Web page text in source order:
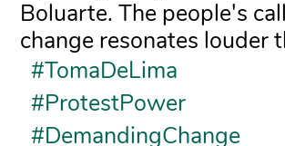
Boluarte. The people's
change resonates louder
#TomaDeLima
#ProtestPower
#DemandingChange